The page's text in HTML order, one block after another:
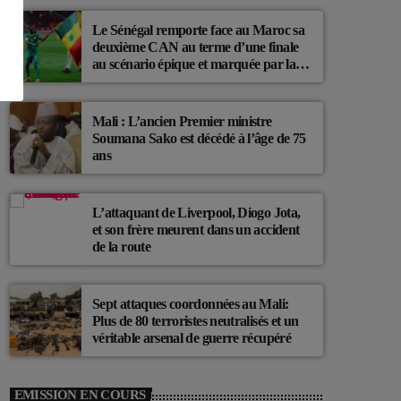
Le Sénégal remporte face au Maroc sa
deuxième CAN au terme d’une finale
au scénario épique et marquée par la
polémique
Mali : L’ancien Premier ministre
Soumana Sako est décédé à l’âge de 75
ans
L’attaquant de Liverpool, Diogo Jota,
et son frère meurent dans un accident
de la route
Sept attaques coordonnées au Mali:
Plus de 80 terroristes neutralisés et un
véritable arsenal de guerre récupéré
EMISSION EN COURS